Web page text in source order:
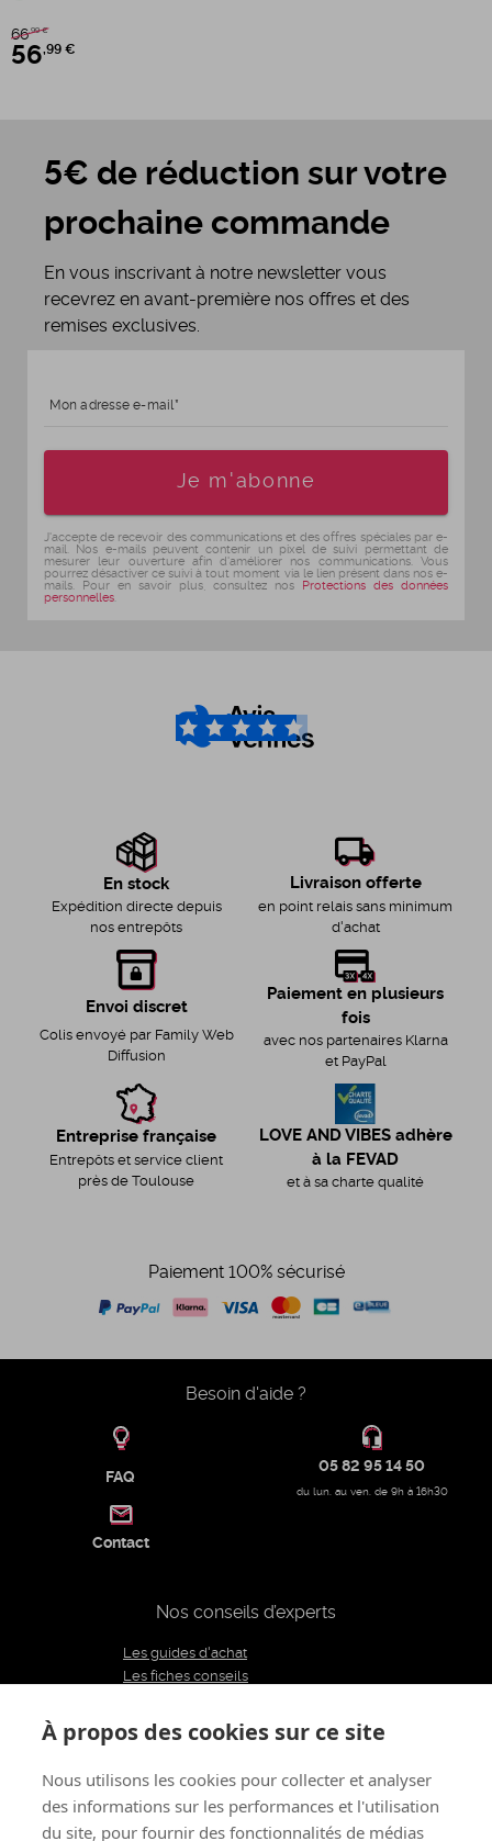
66 ,99 €
56,99 €
5€ de réduction sur votre
prochaine commande
En vous inscrivant à notre newsletter vous
recevrez en avant-première nos offres et des
remises exclusives.
Mon adresse e-mail
Je m'abonne
J'accepte de recevoir des communications et des offres spéciales par e-
mail. Nos e-mails peuvent contenir un pixel de suivi permettant de
mesurer leur ouverture afin d'améliorer nos communications. Vous
pourrez désactiver ce suivi à tout moment via le lien présent dans nos e-
mails. Pour en savoir plus, consultez nos Protections des données
personnelles
4.6/5
En stock
Expédition directe depuis
nos entrepôts
Livraison offerte
en point relais sans minimum
d'achat
Envoi discret
Colis envoyé par Family Web
Diffusion
Paiement en plusieurs
fois
avec nos partenaires Klarna
et PayPal
Entreprise française
Entrepôts et service client
près de Toulouse
LOVE AND VIBES adhère
à la FEVAD
et à sa charte qualité
Paiement 100% sécurisé
Besoin d'aide ?
FAQ
05 82 95 14 50
du lun. au ven. de 9h à 16h30
Contact
Nos conseils d’experts
Les guides d'achat
Les fiches conseils
Le blog
Restons connectés
À propos des cookies sur ce site
Nous utilisons les cookies pour collecter et analyser
des informations sur les performances et l'utilisation
du site, pour fournir des fonctionnalités de médias